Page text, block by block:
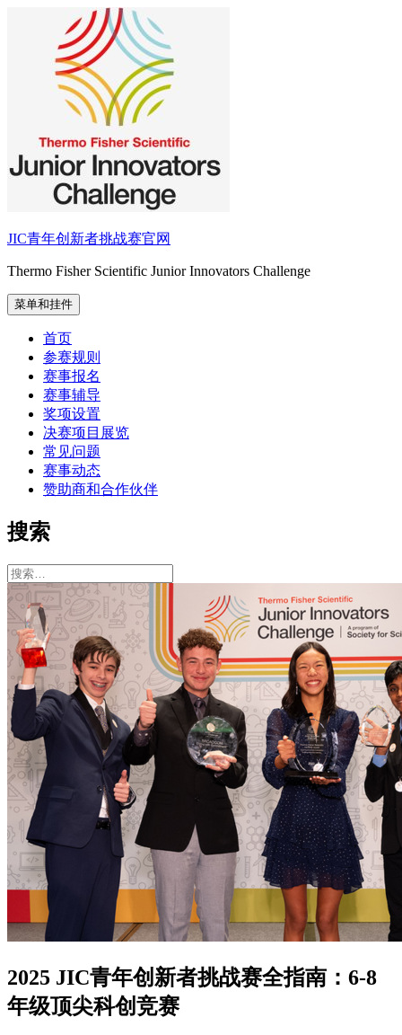
JIC青年创新者挑战赛官网
Thermo Fisher Scientific Junior Innovators Challenge
菜单和挂件
首页
参赛规则
赛事报名
赛事辅导
奖项设置
决赛项目展览
常见问题
赛事动态
赞助商和合作伙伴
搜索
搜
索：
2025 JIC青年创新者挑战赛全指南：6-8
年级顶尖科创竞赛